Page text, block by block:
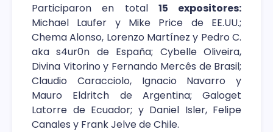
Participaron en total 15 expositores:
Michael Laufer y Mike Price de EE.UU.;
Chema Alonso, Lorenzo Martínez y Pedro C.
aka s4ur0n de España; Cybelle Oliveira,
Divina Vitorino y Fernando Mercês de Brasil;
Claudio Caracciolo, Ignacio Navarro y
Mauro Eldritch de Argentina; Galoget
Latorre de Ecuador; y Daniel Isler, Felipe
Canales y Frank Jelve de Chile.